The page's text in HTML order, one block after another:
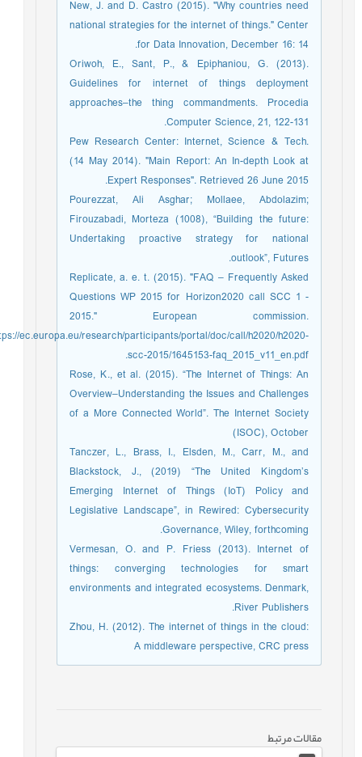
New, J. and D. Castro (2015). "Why countries need
national strategies for the internet of things." Center
for Data Innovation, December 16: 14.
Oriwoh, E., Sant, P., & Epiphaniou, G. (2013).
Guidelines for internet of things deployment
approaches–the thing commandments. Procedia
Computer Science, 21, 122-131.‏
Pew Research Center: Internet, Science & Tech.
(14 May 2014). "Main Report: An In-depth Look at
Expert Responses". Retrieved 26 June 2015.
Pourezzat, Ali Asghar; Mollaee, Abdolazim;
Firouzabadi, Morteza (1008), “Building the future:
Undertaking proactive strategy for national
outlook”, Futures.
Replicate, a. e. t. (2015). "FAQ – Frequently Asked
Questions WP 2015 for Horizon2020 call SCC 1 -
2015." European commission.
ec.europa.eu/research/participants/portal/doc/call/h2020/h2020-
scc-2015/1645153-faq_2015_v11_en.pdf.
Rose, K., et al. (2015). “The Internet of Things: An
Overview–Understanding the Issues and Challenges
of a More Connected World”. The Internet Society
(ISOC), October
Tanczer, L., Brass, I., Elsden, M., Carr, M., and
Blackstock, J., (2019) “The United Kingdom’s
Emerging Internet of Things (IoT) Policy and
Legislative Landscape”, in Rewired: Cybersecurity
Governance, Wiley, forthcoming.
Vermesan, O. and P. Friess (2013). Internet of
things: converging technologies for smart
environments and integrated ecosystems. Denmark,
River Publishers.
Zhou, H. (2012). The internet of things in the cloud:
A middleware perspective, CRC press
مقالات مرتبط